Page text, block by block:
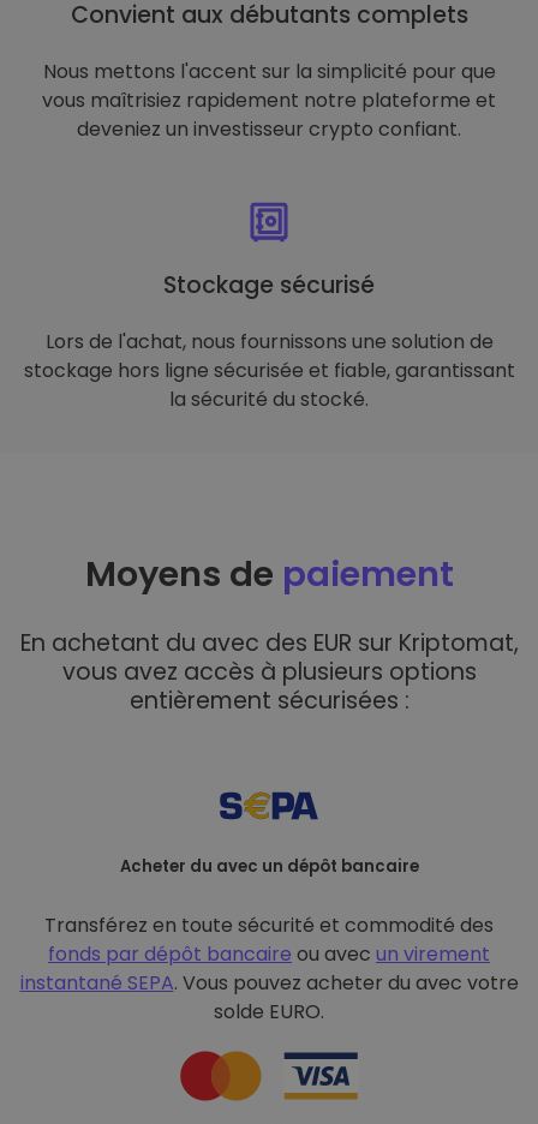
Convient aux débutants complets
Nous mettons l'accent sur la simplicité pour que
vous maîtrisiez rapidement notre plateforme et
deveniez un investisseur crypto confiant.
Stockage sécurisé
Lors de l'achat, nous fournissons une solution de
stockage hors ligne sécurisée et fiable, garantissant
la sécurité du stocké.
Moyens de paiement
En achetant du avec des EUR sur Kriptomat,
vous avez accès à plusieurs options
entièrement sécurisées :
Acheter du avec un dépôt bancaire
Transférez en toute sécurité et commodité des
fonds par dépôt bancaire ou avec un virement
instantané SEPA. Vous pouvez acheter du avec votre
solde EURO.